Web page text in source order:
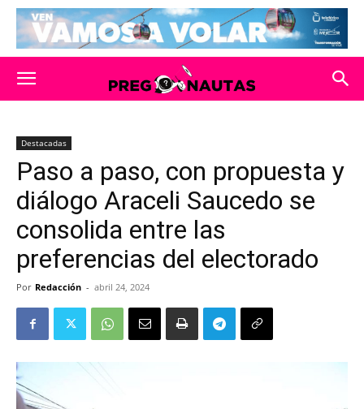
Destacadas
Paso a paso, con propuesta y
diálogo Araceli Saucedo se
consolida entre las
preferencias del electorado
Por Redacción - abril 24, 2024